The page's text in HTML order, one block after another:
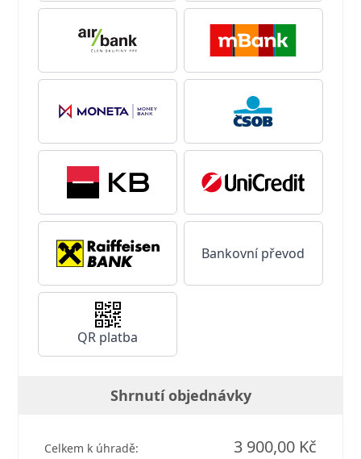
Bankovní převod
QR platba
Shrnutí objednávky
Celkem k úhradě: 3 900,00 Kč